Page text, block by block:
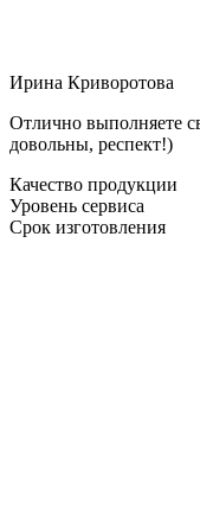
Ирина Криворотова
Отлично выполняете
довольны, респект!)
Качество продукции
Уровень сервиса
Срок изготовления